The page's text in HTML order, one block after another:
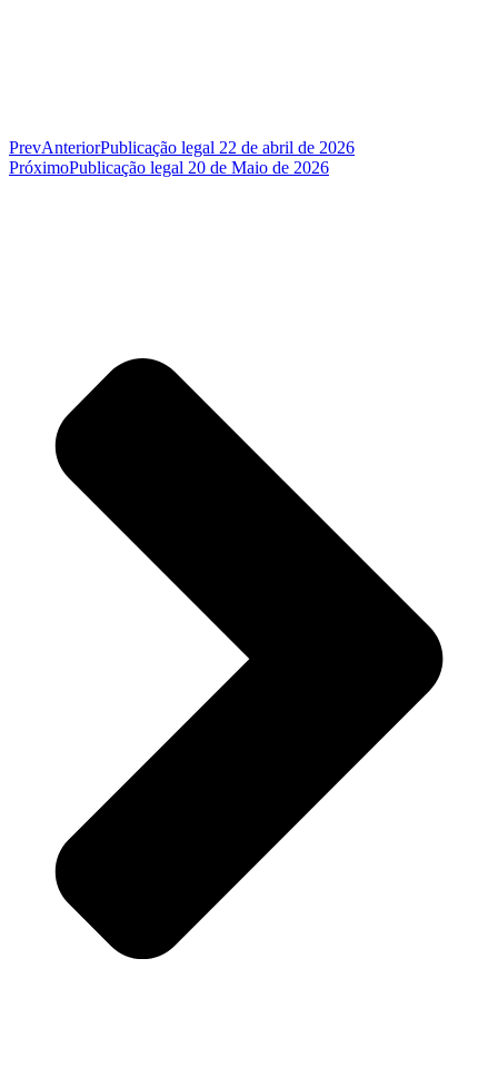
PrevAnteriorPublicação legal 22 de abril de 2026
PróximoPublicação legal 20 de Maio de 2026